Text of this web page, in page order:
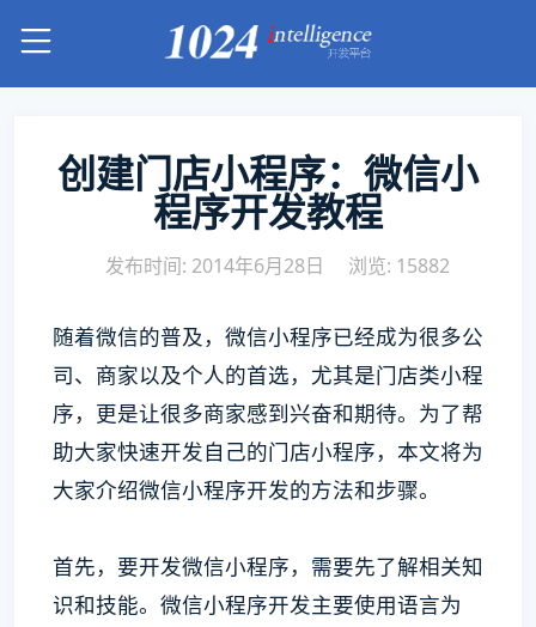
创建门店小程序：微信小
程序开发教程
发布时间: 2014年6月28日 浏览: 15882
随着微信的普及，微信小程序已经成为很多公
司、商家以及个人的首选，尤其是门店类小程
序，更是让很多商家感到兴奋和期待。为了帮
助大家快速开发自己的门店小程序，本文将为
大家介绍微信小程序开发的方法和步骤。
首先，要开发微信小程序，需要先了解相关知
识和技能。微信小程序开发主要使用语言为